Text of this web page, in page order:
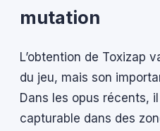
mutation
L’obtention de Toxizap
du jeu, mais son
Dans les opus récents,
capturable dans des